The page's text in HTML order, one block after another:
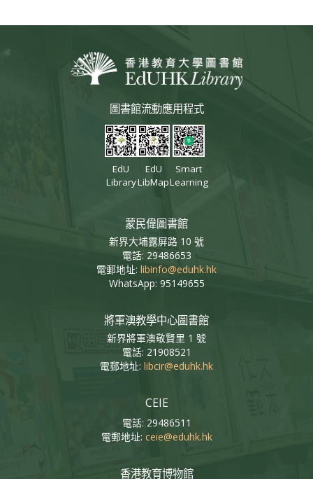
圖書館流動應用程式
EdU
Library
EdU
LibMap
Smart
Learning
蒙民偉圖書館
新界大埔露屏路 10 號
電話: 29486653
電郵地址: libinfo@eduhk.hk
WhatsApp: 95149655
將軍澳教學中心圖書館
新界將軍澳敬賢里 1 號
電話: 21908521
電郵地址: libcir@eduhk.hk
CEIE
電話: 29486511
電郵地址: ceie@eduhk.hk
香港教育博物館